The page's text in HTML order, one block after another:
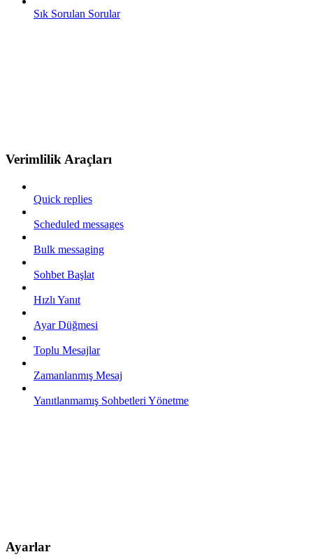
Sık Sorulan Sorular
Verimlilik Araçları
Quick replies
Scheduled messages
Bulk messaging
Sohbet Başlat
Hızlı Yanıt
Ayar Düğmesi
Toplu Mesajlar
Zamanlanmış Mesaj
Yanıtlanmamış Sohbetleri Yönetme
Ayarlar